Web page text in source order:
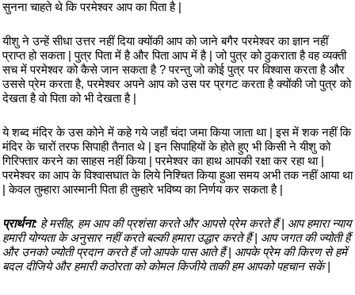
सुनना चाहते थे कि परमेश्वर आप का पिता है |
यीशु ने उन्हें सीधा उत्तर नहीं दिया क्योंकी आप को जाने बगैर परमेश्वर का ज्ञान नहीं
प्राप्त हो सकता | पुत्र पिता में है और पिता आप में है | जो पुत्र को ठुकराता है वह व्यक्ती
सच में परमेश्वर को कैसे जान सकता है ? परन्तु जो कोई पुत्र पर विश्वास करता है और
उससे प्रेम करता है, परमेश्वर अपने आप को उस पर प्रगट करता है क्योंकी जो पुत्र को
देखता है वो पिता को भी देखता है |
ये शब्द मंदिर के उस कोने में कहे गये जहाँ चंदा जमा किया जाता था | इस में शक नहीं कि
मंदिर के चारों तरफ सिपाही तैनात थे | इन सिपाहियों के होते हुए भी किसी ने यीशु को
गिरिफ्तार करने का साहस नहीं किया | परमेश्वर का हाथ आपकी रक्षा कर रहा था |
परमेश्वर का आप के विश्वासघात के लिये निश्चित किया हुआ समय अभी तक नहीं आया था
| केवल तुम्हारा आस्मानी पिता ही तुम्हारे भविष्य का निर्णय कर सकता है |
प्रार्थना: हे मसीह, हम आप की प्रशंसा करते और आपसे प्रेम करते हैं | आप हमारा न्याय
हमारी योग्यता के अनुसार नहीं करते बल्की हमारा उद्धार करते हैं | आप जगत की ज्योती हैं
और उनको ज्योती प्रदान करते हैं जो आपके पास आते हैं | आपके प्रेम की किरण से हमें
बदल दीजिये और हमारी कठोरता को कोमल किजीये ताकी हम आपको पहचान सकें |